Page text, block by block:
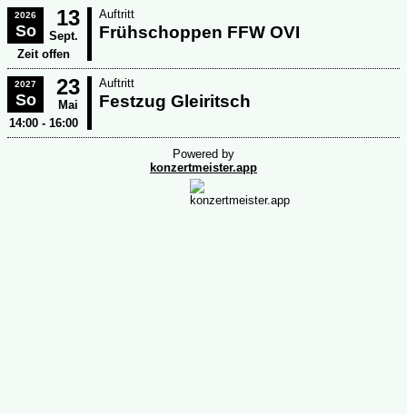
2026
So
13
Sept.
Zeit offen
Frühschoppen FFW OVI
Auftritt
2027
So
23
Mai
14:00 - 16:00
Festzug Gleiritsch
Auftritt
Powered by
konzertmeister.app